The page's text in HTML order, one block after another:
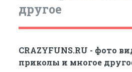
другое
CRAZYFUNS.RU - фото
приколы и многое